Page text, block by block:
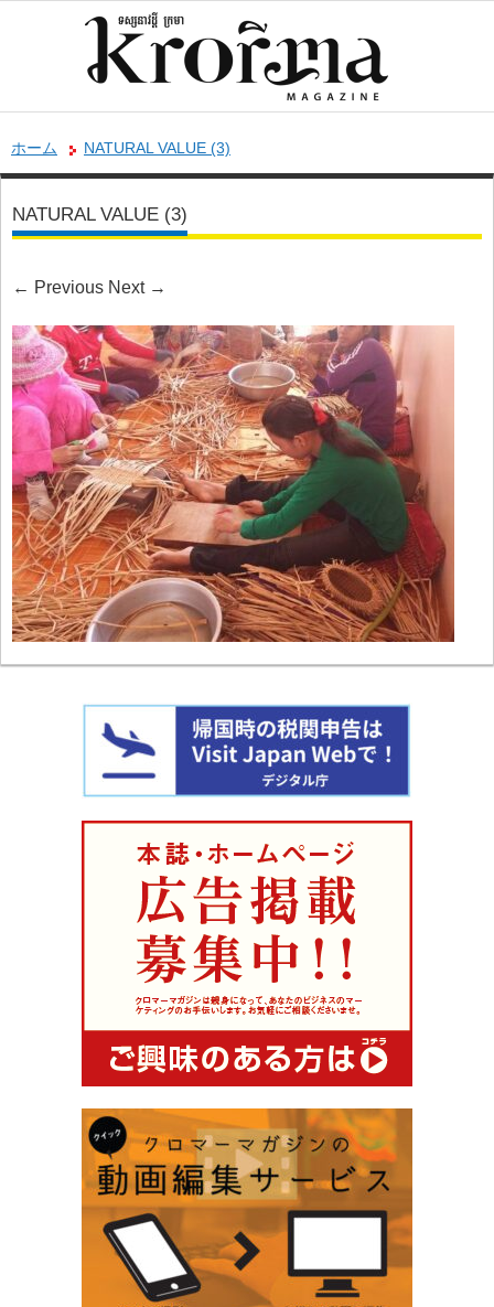
ホーム NATURAL VALUE (3)
NATURAL VALUE (3)
← Previous Next →